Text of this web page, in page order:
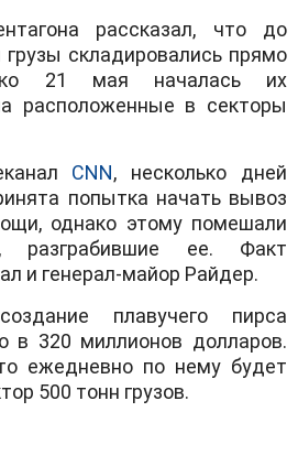
рассказал, что до
складировались прямо
21 мая началась их
расположенные в секторы
CNN, несколько дней
попытка начать вывоз
однако этому помешали
разграбившие ее. Факт
и генерал-майор Райдер.
плавучего пирса
в 320 миллионов долларов.
ежедневно по нему будет
500 тонн грузов.